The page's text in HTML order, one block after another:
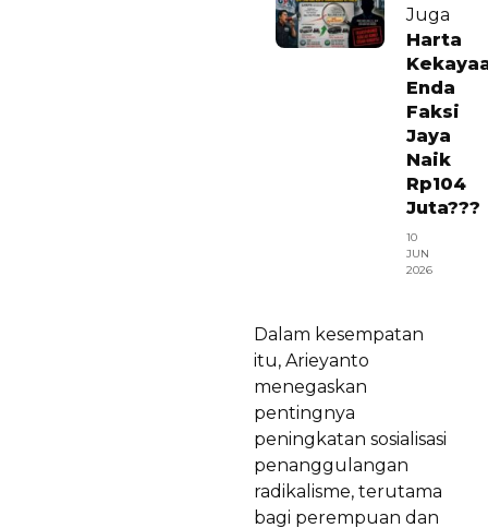
Juga
Harta
Enda
Faksi
Jaya
Naik
Rp104
Juta???
10
JUN
2026
Dalam kesempatan
itu, Arieyanto
menegaskan
pentingnya
peningkatan sosialisasi
penanggulangan
radikalisme, terutama
bagi perempuan dan